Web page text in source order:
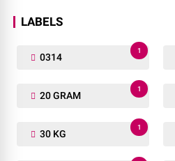
LABELS
0314
1
20 GRAM
1
30 KG
1